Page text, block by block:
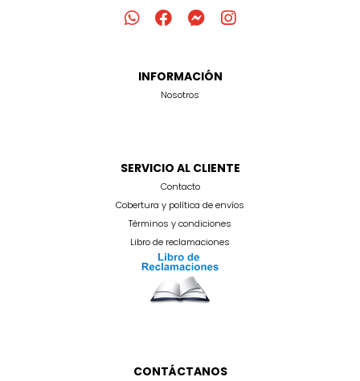
INFORMACIÓN
Nosotros
SERVICIO AL CLIENTE
Contacto
Cobertura y política de envíos
Términos y condiciones
Libro de reclamaciones
CONTÁCTANOS